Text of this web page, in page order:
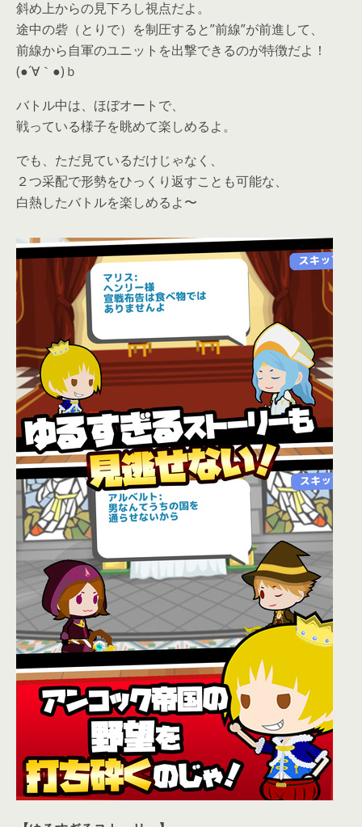
斜め上からの見下ろし視点だよ。
途中の砦（とりで）を制圧すると”前線”が前進して、
前線から自軍のユニットを出撃できるのが特徴だよ！
(●´∀｀●)ｂ
バトル中は、ほぼオートで、
戦っている様子を眺めて楽しめるよ。
でも、ただ見ているだけじゃなく、
２つ采配で形勢をひっくり返すことも可能な、
白熱したバトルを楽しめるよ〜